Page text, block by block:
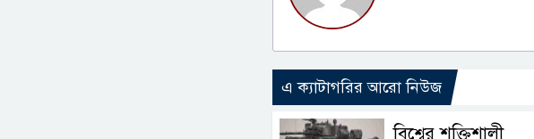
এ ক্যাটাগরির আরো নিউজ
বিশ্বের শক্তিশালী